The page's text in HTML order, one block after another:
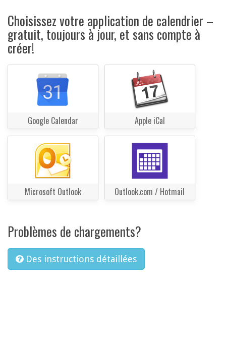
Choisissez votre application de calendrier –
gratuit, toujours à jour, et sans compte à
créer!
Google Calendar Apple iCal
Microsoft Outlook Outlook.com / Hotmail
Problèmes de chargements?
Des instructions détaillées